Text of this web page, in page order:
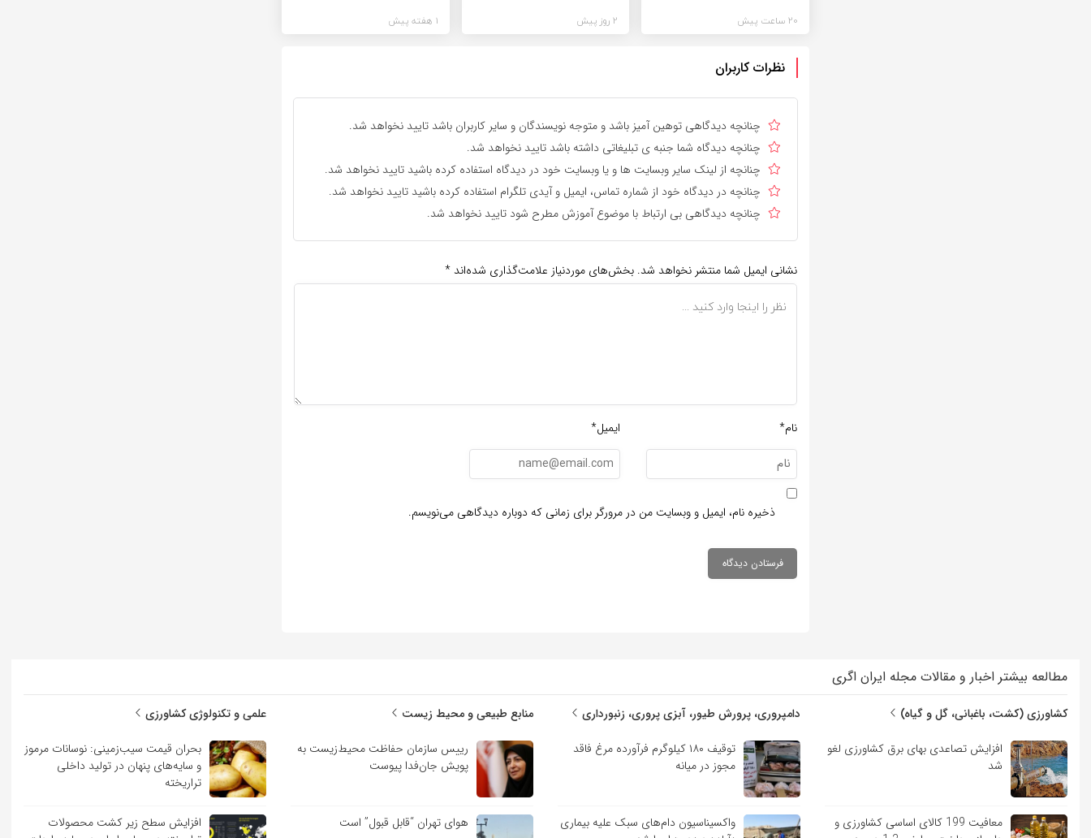
20 ساعت پیش 2 روز پیش 1 هفته پیش
نظرات کاربران
چنانچه دیدگاهی توهین آمیز باشد و متوجه نویسندگان و سایر کاربران باشد تایید نخواهد شد.
چنانچه دیدگاه شما جنبه ی تبلیغاتی داشته باشد تایید نخواهد شد.
چنانچه از لینک سایر وبسایت ها و یا وبسایت خود در دیدگاه استفاده کرده باشید تایید نخواهد شد.
چنانچه در دیدگاه خود از شماره تماس، ایمیل و آیدی تلگرام استفاده کرده باشید تایید نخواهد شد.
چنانچه دیدگاهی بی ارتباط با موضوع آموزش مطرح شود تایید نخواهد شد.
نشانی ایمیل شما منتشر نخواهد شد. بخش‌های موردنیاز علامت‌گذاری شده‌اند *
نام* ایمیل*
ذخیره نام، ایمیل و وبسایت من در مرورگر برای زمانی که دوباره دیدگاهی می‌نویسم.
مطالعه بیشتر اخبار و مقالات مجله ایران اگری
کشاورزی (کشت، باغبانی، گل و گیاه)
افزایش تصاعدی بهای برق کشاورزی لغو
شد
معافیت 199 کالای اساسی کشاورزی و
دامپروری، پرورش طیور، آبزی پروری، زنبورداری
توقیف ۱۸۰ کیلوگرم فرآورده مرغ فاقد
مجوز در میانه
واکسیناسیون دام‌های سبک علیه بیماری
منابع طبیعی و محیط زیست
رییس سازمان حفاظت محیط‌زیست به
پویش جان‌فدا پیوست
هوای تهران “قابل قبول” است
علمی و تکنولوژی کشاورزی
بحران قیمت سیب‌زمینی: نوسانات مرموز
و سایه‌های پنهان در تولید داخلی
تراریخته
افزایش سطح زیر کشت محصولات